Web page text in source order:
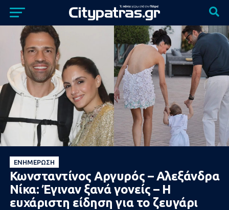
ΕΝΗΜΈΡΩΣΗ
Κωνσταντίνος Αργυρός – Αλεξάνδρα
Νίκα: Έγιναν ξανά γονείς – Η
ευχάριστη είδηση για το ζευγάρι